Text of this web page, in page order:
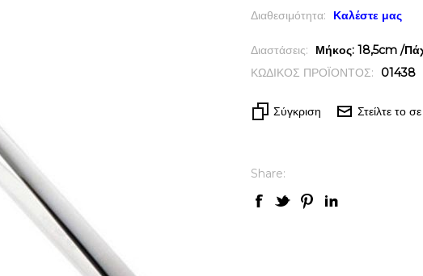
Διαθεσιμότητα: Καλέστε μας
Διαστάσεις:
Μήκος: 18,5cm /
ΚΩΔΙΚΟΣ ΠΡΟΪΟΝΤΟΣ:
01438
Σύγκριση Στείλτε το
Share: